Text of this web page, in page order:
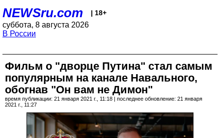
NEWSru.com | 18+
суббота, 8 августа 2026
В России
Фильм о "дворце Путина" стал самым
популярным на канале Навального,
обогнав "Он вам не Димон"
время публикации: 21 января 2021 г., 11:18 | последнее обновление: 21 января
2021 г., 11:27